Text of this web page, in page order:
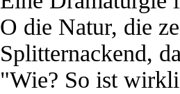
O die Natur, die
Splitternackend,
"Wie? So ist